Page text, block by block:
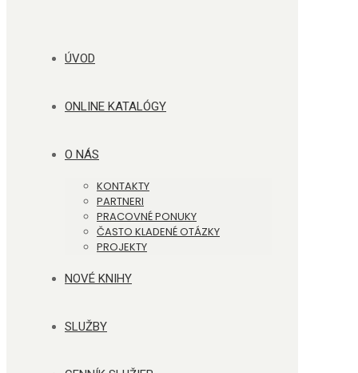
ÚVOD
ONLINE KATALÓGY
O NÁS
KONTAKTY
PARTNERI
PRACOVNÉ PONUKY
ČASTO KLADENÉ OTÁZKY
PROJEKTY
NOVÉ KNIHY
SLUŽBY